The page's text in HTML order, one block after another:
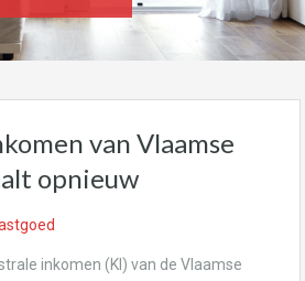
van Vlaamse
opnieuw
inkomen (KI) van de Vlaamse